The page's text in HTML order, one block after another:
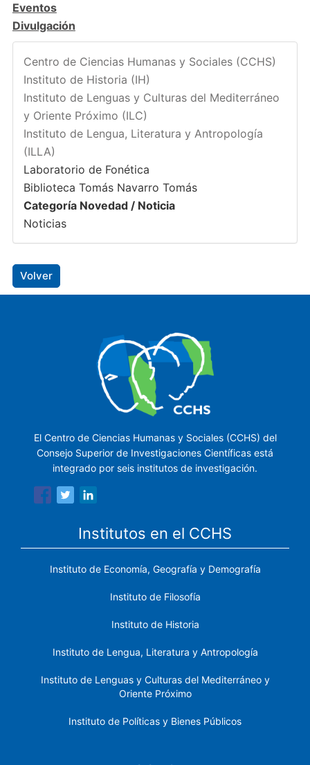
Eventos
Divulgación
Centro de Ciencias Humanas y Sociales (CCHS)
Instituto de Historia (IH)
Instituto de Lenguas y Culturas del Mediterráneo
y Oriente Próximo (ILC)
Instituto de Lengua, Literatura y Antropología
(ILLA)
Laboratorio de Fonética
Biblioteca Tomás Navarro Tomás
Categoría Novedad / Noticia
Noticias
Volver
El Centro de Ciencias Humanas y Sociales (CCHS) del
Consejo Superior de Investigaciones Científicas está
integrado por seis institutos de investigación.
Institutos en el CCHS
Instituto de Economía, Geografía y Demografía
Instituto de Filosofía
Instituto de Historia
Instituto de Lengua, Literatura y Antropología
Instituto de Lenguas y Culturas del Mediterráneo y
Oriente Próximo
Instituto de Políticas y Bienes Públicos